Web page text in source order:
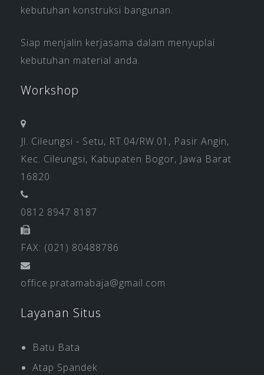
kebutuhan konstruksi bangunan.
Siap menjalin kerjasama dalam menyuplai
kebutuhan material anda.
Workshop
Jl. Cileungsi - Setu, RT.04/RW.01, Pasir Angin,
Kec. Cileungsi, Kabupaten Bogor, Jawa Barat
16820
0812 8947 8187
FAX: (021) 80488786
office.pratamabaja@gmail.com
Layanan Situs
Batu Bata
Atap Spandek